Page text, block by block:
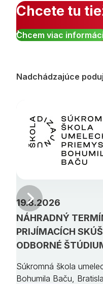
Chcete tu
Chcem viac
Nadchádzajúce
NÁHRADNÝ
PRIJÍMACÍCH
ODBORNÉ
19.8.2026
Súkromná škola
Bohumila Baču,
Predchádzajúci